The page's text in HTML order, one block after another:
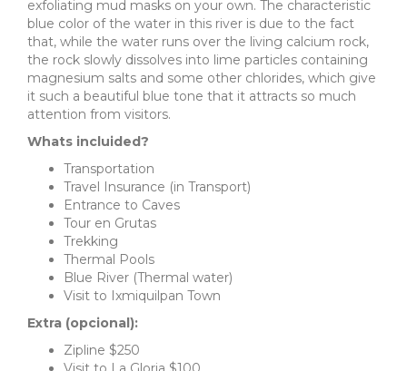
exfoliating mud masks on your own. The characteristic
blue color of the water in this river is due to the fact
that, while the water runs over the living calcium rock,
the rock slowly dissolves into lime particles containing
magnesium salts and some other chlorides, which give
it such a beautiful blue tone that it attracts so much
attention from visitors.
Whats incluided?
Transportation
Travel Insurance (in Transport)
Entrance to Caves
Tour en Grutas
Trekking
Thermal Pools
Blue River (Thermal water)
Visit to Ixmiquilpan Town
Extra (opcional):
Zipline $250